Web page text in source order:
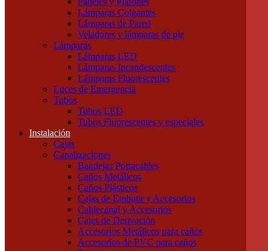
Lámparas Colgantes
Lámparas de Pared
Veladores y lámparas de pie
Lámparas
Lámparas LED
Lámparas Incandescentes
Lámparas Fluorescentes
Luces de Emergencia
Tubos
Tubos LED
Tubos Fluorescentes y especiales
Instalación
Cajas
Canalizaciones
Bandejas Portacables
Caños Metálicos
Caños Plásticos
Cajas de Embutir y Accesorios
Cablecanal y Accesorios
Cajas de Derivación
Accesorios Metálicos para caños
Accesorios de PVC para caños
Otras Herramientas Manuales
Iluminación
Accesorios de Iluminación
Conectores
Drivers
Fuentes
Soportes
Portalámparas
Proyectores
Farolas
Paneles y Plafones
Lámparas Colgantes
Lámparas de Pared
Veladores y lámparas de pie
Lámparas
Lámparas LED
Lámparas Incandescentes
Lámparas Fluorescentes